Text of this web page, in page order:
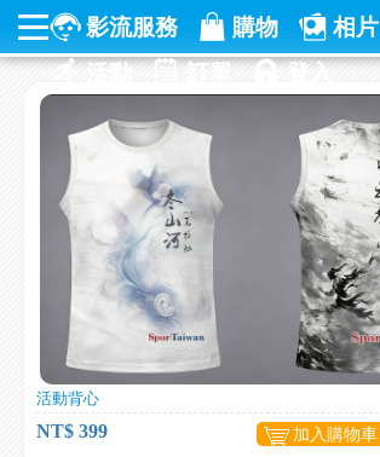
影流服務 購物
相片
活動
訂單 登入
活動背心
NT$ 399 加入購物車